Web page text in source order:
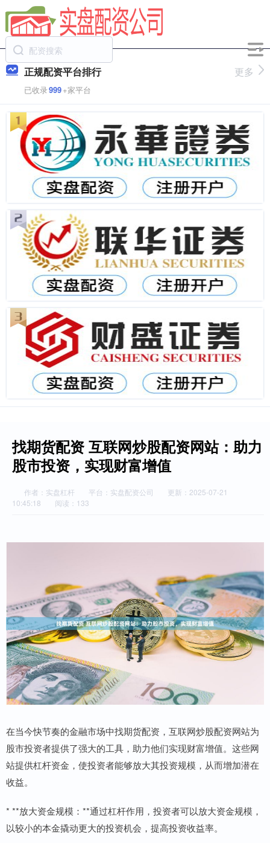
正规配资平台排行
已收录999+家平台
更多
找期货配资 互联网炒股配资网站：助力
股市投资，实现财富增值
作者：实盘杠杆 平台：实盘配资公司
更新：2025-07-21
10:45:18
阅读：133
在当今快节奏的金融市场中找期货配资，互联网炒股配资网站为
股市投资者提供了强大的工具，助力他们实现财富增值。这些网
站提供杠杆资金，使投资者能够放大其投资规模，从而增加潜在
收益。
* **放大资金规模：**通过杠杆作用，投资者可以放大资金规模，
以较小的本金撬动更大的投资机会，提高投资收益率。